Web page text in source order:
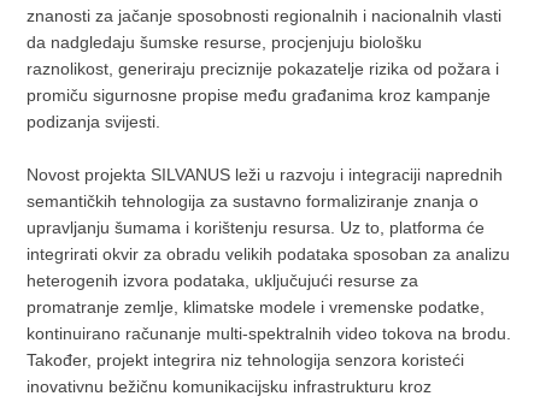
znanosti za jačanje sposobnosti regionalnih i nacionalnih vlasti
da nadgledaju šumske resurse, procjenjuju biološku
raznolikost, generiraju preciznije pokazatelje rizika od požara i
promiču sigurnosne propise među građanima kroz kampanje
podizanja svijesti.
Novost projekta SILVANUS leži u razvoju i integraciji naprednih
semantičkih tehnologija za sustavno formaliziranje znanja o
upravljanju šumama i korištenju resursa. Uz to, platforma će
integrirati okvir za obradu velikih podataka sposoban za analizu
heterogenih izvora podataka, uključujući resurse za
promatranje zemlje, klimatske modele i vremenske podatke,
kontinuirano računanje multi-spektralnih video tokova na brodu.
Također, projekt integrira niz tehnologija senzora koristeći
inovativnu bežičnu komunikacijsku infrastrukturu kroz